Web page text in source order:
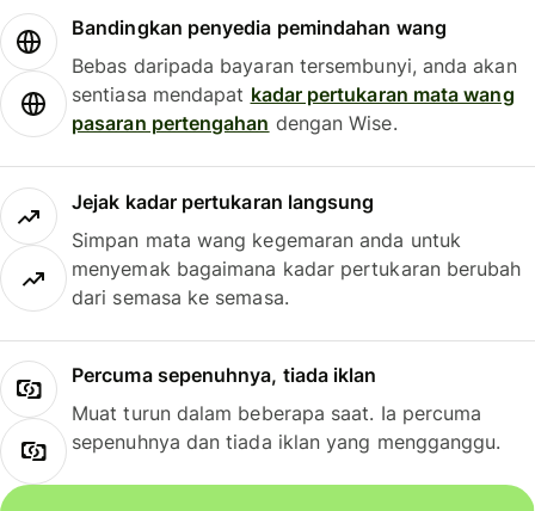
Bandingkan penyedia pemindahan wang
Bebas daripada bayaran tersembunyi, anda akan
sentiasa mendapat kadar pertukaran mata wang
pasaran pertengahan dengan Wise.
Jejak kadar pertukaran langsung
Simpan mata wang kegemaran anda untuk
menyemak bagaimana kadar pertukaran berubah
dari semasa ke semasa.
Percuma sepenuhnya, tiada iklan
Muat turun dalam beberapa saat. Ia percuma
sepenuhnya dan tiada iklan yang mengganggu.